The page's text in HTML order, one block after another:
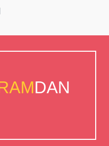
DAN